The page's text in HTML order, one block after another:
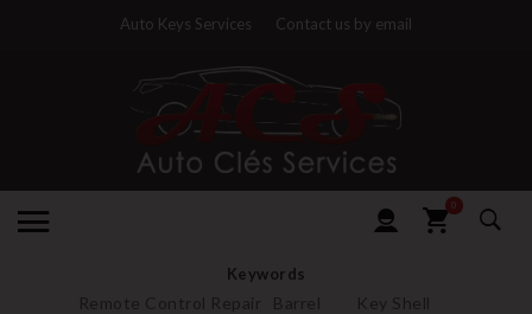
Auto Keys Services Contact us by email
0
Keywords
Remote Control Repair Barrel Key Shell